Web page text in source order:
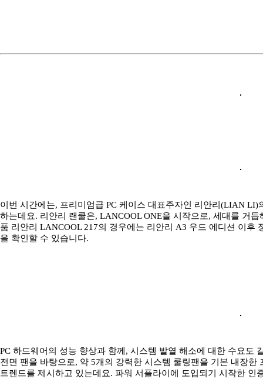
이번 시간에는, 프리미엄급 PC 케이스 대표주자인 리안리(LIAN
하는데요. 리안리 랜쿨은, LANCOOL ONE을 시작으로, 세대를 거
품 리안리 LANCOOL 217의 경우에는 리안리 A3 우드 에디션 이후
을 확인할 수 있습니다.
PC 하드웨어의 성능 향상과 함께, 시스템 발열 해소에 대한 수요도
전면 팬을 바탕으로, 약 5개의 강력한 시스템 쿨링팬을 기본 내장
트렌드를 제시하고 있는데요. 파워 서플라이에 도입되기 시작한 인